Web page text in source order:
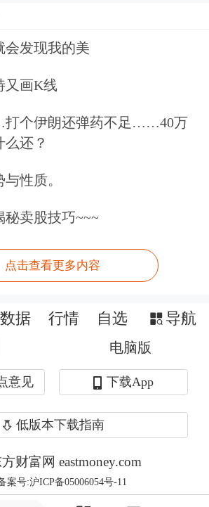
首要任务，并出台《提振
方案》，从提升消费能
了涵盖城乡居民增收促进
费提质惠民行动等在内的
不仅为消费市场的复苏与
力支撑，也为百菲乳业在
道的拓展创造了更广阔的
奶赛道
养与稀缺性契合新消费内
称
界的“营养王者”。
养含量的关键指标——总
奶是荷斯坦牛奶的1.37
倍；其脂肪含量、乳蛋
达荷斯坦牛奶的2.30倍、
母乳的2.24倍、2.81倍。
会发现我的美
又画K线
个伊朗还弹药不足……40万
还？
性质。
秘卖股技巧~~~
点击查看更多内容
数据 行情 自选 导航
电脑版
意见 下载App
低版本下载指南
财富网 eastmoney.com
案号:沪ICP备05006054号-11